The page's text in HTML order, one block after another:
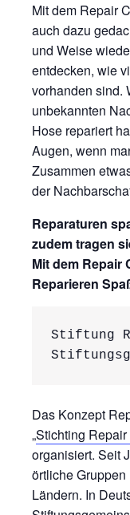
Mit dem Repair
auch dazu
und Weise
entdecken, wie
vorhanden sind.
unbekannten
Hose repariert
Augen, wenn
Zusammen
der
Reparaturen
zudem tragen
Mit dem Repair
Reparieren
Stiftung
Das Konzept
„Stichting
organisiert. Seit
örtliche
Ländern. In